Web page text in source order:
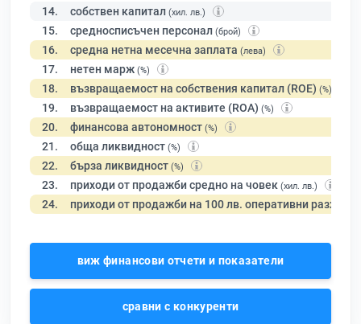
14. собствен капитал (хил. лв.)
15. средносписъчен персонал (брой)
16. средна нетна месечна заплата (лева)
17. нетен марж (%)
18. възвращаемост на собствения капитал (ROE) (%)
19. възвращаемост на активите (ROA) (%)
20. финансова автономност (%)
21. обща ликвидност (%)
22. бърза ликвидност (%)
23. приходи от продажби средно на човек (хил. лв.)
24. приходи от продажби на 100 лв. оперативни разходи
виж финансови отчети и показатели
сравни с конкуренти